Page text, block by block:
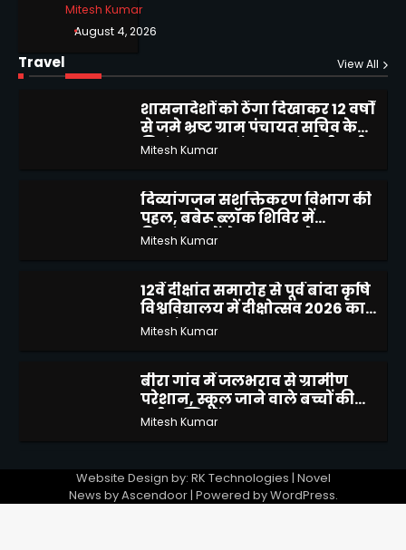
Mitesh Kumar
August 4, 2026
Travel View All
मोटरसाइकिल चोरी करने वाले 02
अभियुक्तों को किया गिरफ्तार
शासनादेशों को ठेंगा दिखाकर 12 वर्षों
से जमे भ्रष्ट ग्राम पंचायत सचिव के
निलंबन, स्थानांतरण एवं सीबीआई
Mitesh Kumar
दिव्यांगजन सशक्तिकरण विभाग की
पहल, बबेरू ब्लॉक शिविर में
दिव्यांगजनों ने कराया आवेदन
Mitesh Kumar
12वें दीक्षांत समारोह से पूर्व बांदा कृषि
विश्वविद्यालय में दीक्षोत्सव 2026 का
शुभारंभ
Mitesh Kumar
बीरा गांव में जलभराव से ग्रामीण
परेशान, स्कूल जाने वाले बच्चों की
बढ़ी मुश्किलें
Mitesh Kumar
मोटरसाइकिल चोरी करने वाले 02
अभियुक्तों को किया गिरफ्तार
Website Design by: RK Technologies | Novel
News byAscendoor| Powered byWordPress.